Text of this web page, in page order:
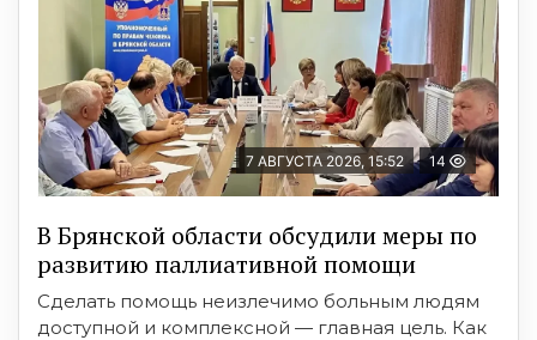
7 АВГУСТА 2026, 15:52 14
В Брянской области обсудили меры по
развитию паллиативной помощи
Сделать помощь неизлечимо больным людям
доступной и комплексной — главная цель. Как